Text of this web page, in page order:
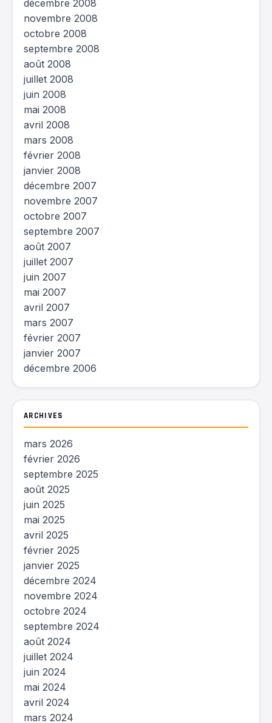
décembre 2008
novembre 2008
octobre 2008
septembre 2008
août 2008
juillet 2008
juin 2008
mai 2008
avril 2008
mars 2008
février 2008
janvier 2008
décembre 2007
novembre 2007
octobre 2007
septembre 2007
août 2007
juillet 2007
juin 2007
mai 2007
avril 2007
mars 2007
février 2007
janvier 2007
décembre 2006
ARCHIVES
mars 2026
février 2026
septembre 2025
août 2025
juin 2025
mai 2025
avril 2025
février 2025
janvier 2025
décembre 2024
novembre 2024
octobre 2024
septembre 2024
août 2024
juillet 2024
juin 2024
mai 2024
avril 2024
mars 2024